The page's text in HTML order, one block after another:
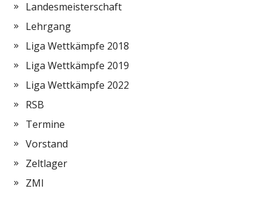
Landesmeisterschaft
Lehrgang
Liga Wettkämpfe 2018
Liga Wettkämpfe 2019
Liga Wettkämpfe 2022
RSB
Termine
Vorstand
Zeltlager
ZMI